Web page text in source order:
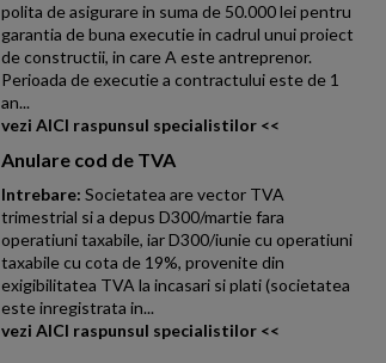
NOUTATI
din Codul
Fiscal
Compensarea sumelor
O companie face obiectul
inspectie care a stabilit
polita de asigurare in suma de 50.000 lei pentru
garantia de buna executie in cadrul unui proiect
de constructii, in care A este antreprenor.
Perioada de executie a contractului este de 1
an...
vezi AICI raspunsul specialistilor <<
Anulare cod de TVA
Intrebare: Societatea are vector TVA
trimestrial si a depus D300/martie fara
operatiuni taxabile, iar D300/iunie cu operatiuni
taxabile cu cota de 19%, provenite din
exigibilitatea TVA la incasari si plati (societatea
este inregistrata in...
vezi AICI raspunsul specialistilor <<